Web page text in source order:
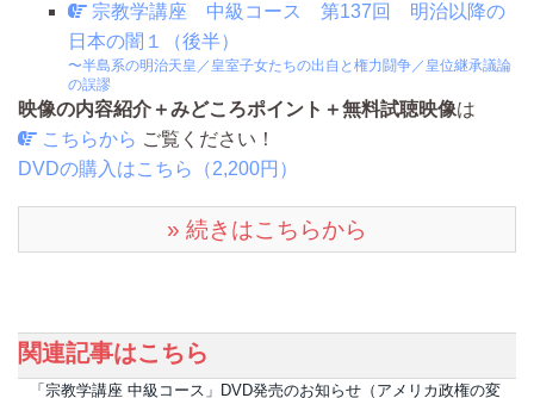
宗教学講座 中級コース 第137回 明治以降の
日本の闇１（後半）
〜半島系の明治天皇／皇室子女たちの出自と権力闘争／皇位継承議論
の誤謬
映像の内容紹介＋みどころポイント＋無料試聴映像は
こちらから ご覧ください！
DVDの購入はこちら（2,200円）
» 続きはこちらから
関連記事はこちら
「宗教学講座 中級コース」DVD発売のお知らせ（アメリカ政権の変